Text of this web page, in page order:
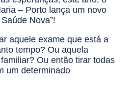
– Porto lança um novo
Nova”!
aquele exame que está a
tempo? Ou aquela
Ou então tirar todas
um determinado